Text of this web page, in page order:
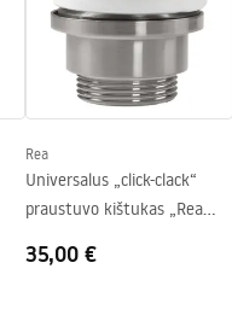
Rea
Universalus „click-clack“
praustuvo kištukas „Rea
35,00 €